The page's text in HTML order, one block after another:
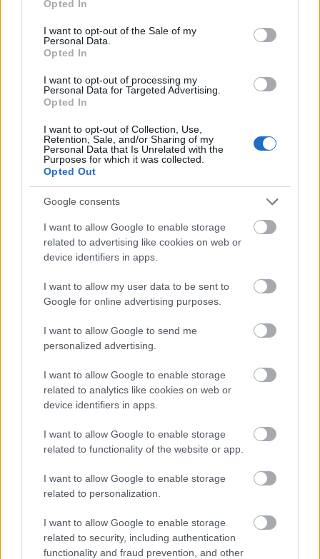
use your data for below specified purposes in below Google
consent section.
Opted In
I want to opt-out of the Sale of my
Personal Data.
Opted In
I want to opt-out of processing my
Personal Data for Targeted Advertising.
Opted In
I want to opt-out of Collection, Use,
Retention, Sale, and/or Sharing of my
Personal Data that Is Unrelated with the
Purposes for which it was collected.
Opted Out
Google consents
I want to allow Google to enable storage
related to advertising like cookies on web or
device identifiers in apps.
I want to allow my user data to be sent to
Google for online advertising purposes.
I want to allow Google to send me
personalized advertising.
I want to allow Google to enable storage
related to analytics like cookies on web or
device identifiers in apps.
I want to allow Google to enable storage
related to functionality of the website or app.
I want to allow Google to enable storage
related to personalization.
I want to allow Google to enable storage
related to security, including authentication
functionality and fraud prevention, and other
Lapít, mint politikus a fűben
Lesütött szemmel telefonál, mereven a távolba nézve
elszalad, felháborodik, hogy miért nem hagyják őt
békén. Ezek a leggyakoribb reakciók, ha
politikusokat kérdeznek újságírók kellemetlen
a kérdezőnek: Pintér Sándor udvariatlannak tartja
Még mindig van jövője az oknyomozó
újságírásnak
2012. január 26.